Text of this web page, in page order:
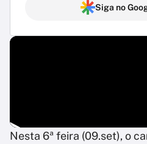
Siga no
Nesta 6ª feira (09.set), o